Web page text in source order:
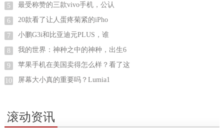
5 最受称赞的三款vivo手机，公认
6 20款看了让人蛋疼菊紧的iPho
7 小鹏G3i和比亚迪元PLUS，谁
8 我的世界：神种之中的神种，出生6
9 苹果手机在美国卖得怎么样？看了这
10 屏幕大小真的重要吗？Lumia1
滚动资讯